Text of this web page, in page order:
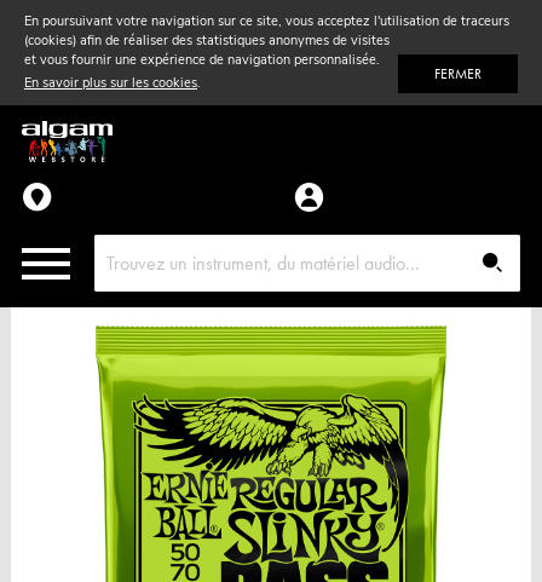
En poursuivant votre navigation sur ce site, vous acceptez l'utilisation de traceurs
(cookies) afin de réaliser des statistiques anonymes de visites
et vous fournir une expérience de navigation personnalisée.
En savoir plus sur les cookies. FERMER
Vent& Violon
Accessoires
Pièces détachées